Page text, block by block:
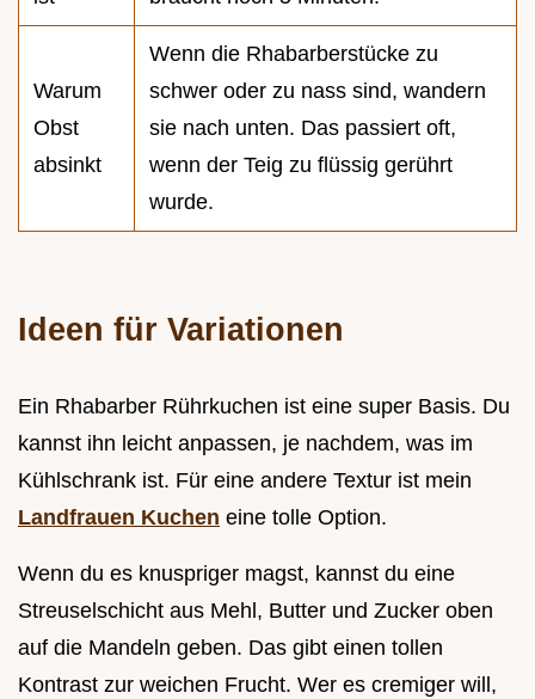
Warum
Obst
absinkt
Wenn die Rhabarberstücke zu
schwer oder zu nass sind, wandern
sie nach unten. Das passiert oft,
wenn der Teig zu flüssig gerührt
wurde.
Ideen für Variationen
Ein Rhabarber Rührkuchen ist eine super Basis. Du
kannst ihn leicht anpassen, je nachdem, was im
Kühlschrank ist. Für eine andere Textur ist mein
Landfrauen Kuchen eine tolle Option.
Wenn du es knuspriger magst, kannst du eine
Streuselschicht aus Mehl, Butter und Zucker oben
auf die Mandeln geben. Das gibt einen tollen
Kontrast zur weichen Frucht. Wer es cremiger will,